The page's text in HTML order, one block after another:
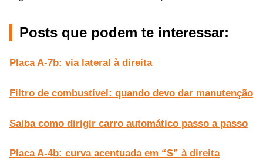
Posts que podem te interessar:
Placa A-7b: via lateral à direita
Filtro de combustível: quando devo dar manutenção
Saiba como dirigir carro automático passo a passo
Placa A-4b: curva acentuada em “S” à direita